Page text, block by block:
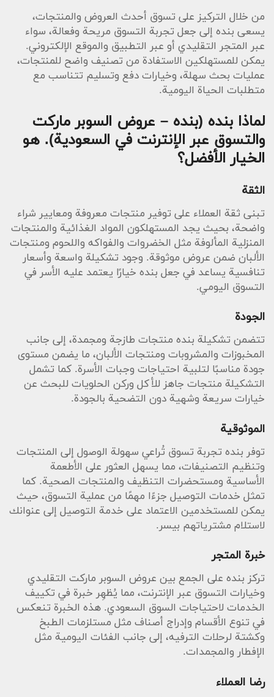
من خلال التركيز على تسوق أحدث العروض والمنتجات،
يسعى بنده إلى جعل تجربة التسوق مريحة وفعالة، سواء
عبر المتجر التقليدي أو عبر التطبيق والموقع الإلكتروني.
يمكن للمستهلكين الاستفادة من تصنيف واضح للمنتجات،
عمليات بحث سهلة، وخيارات دفع وتسليم تتناسب مع
متطلبات الحياة اليومية.
لماذا بنده (بنده – عروض السوبر ماركت
والتسوق عبر الإنترنت في السعودية). هو
الخيار الأفضل؟
الثقة
تبنى ثقة العملاء على توفير منتجات معروفة ومعايير شراء
واضحة، بحيث يجد المستهلكون المواد الغذائية والمنتجات
المنزلية المألوفة مثل الخضروات والفواكه واللحوم ومنتجات
الألبان ضمن عروض موثوقة. وجود تشكيلة واسعة وأسعار
تنافسية يساعد في جعل بنده خيارًا يعتمد عليه الأسر في
التسوق اليومي.
الجودة
تتضمن تشكيلة بنده منتجات طازجة ومجمدة، إلى جانب
المخبوزات والمشروبات ومنتجات الألبان، ما يضمن مستوى
جودة مناسبًا لتلبية احتياجات وجبات الأسرة. كما تشمل
التشكيلة منتجات جاهز للأكل وركن الحلويات للبحث عن
خيارات سريعة وشهية دون التضحية بالجودة.
الموثوقية
توفر بنده تجربة تسوق تُراعي سهولة الوصول إلى المنتجات
وتنظيم التصنيفات، مما يسهل العثور على الأطعمة
الأساسية ومستحضرات التنظيف والمنتجات الصحية. كما
تمثل خدمات التوصيل جزءًا مهمًا من عملية التسوق، حيث
يمكن للمستخدمين الاعتماد على خدمة التوصيل إلى عنوانك
لاستلام مشترياتهم بيسر.
خبرة المتجر
تركز بنده على الجمع بين عروض السوبر ماركت التقليدي
وخيارات التسوق عبر الإنترنت، مما يُظهِر خبرة في تكييف
الخدمات لاحتياجات السوق السعودي. هذه الخبرة تنعكس
في تنوع الأقسام وإدراج أصناف مثل مستلزمات الطبخ
وكشتة لرحلات الترفيه، إلى جانب الفئات اليومية مثل
الإفطار والمجمدات.
رضا العملاء